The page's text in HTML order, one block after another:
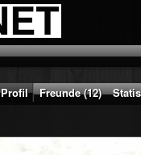
Profil Freunde (12)